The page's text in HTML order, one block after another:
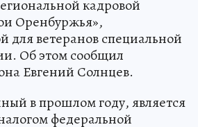
кадровой
Оренбуржья»,
для ветеранов специальной
Об этом сообщил
Евгений Солнцев.
в прошлом году, является
федеральной